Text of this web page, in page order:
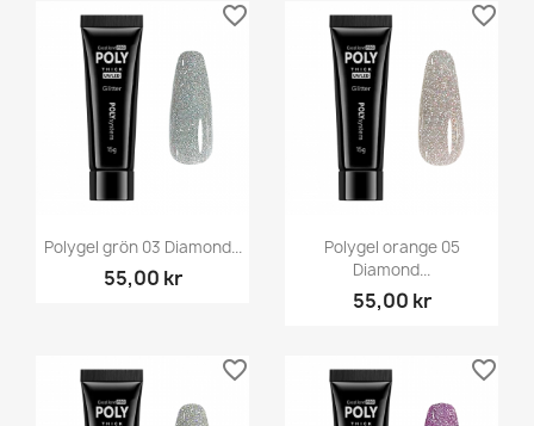
Polygel grön 03 Diamond...
55,00 kr
favorite_border
Polygel orange 05
Diamond...
55,00 kr
favorite_border
favorite_border favorite_border